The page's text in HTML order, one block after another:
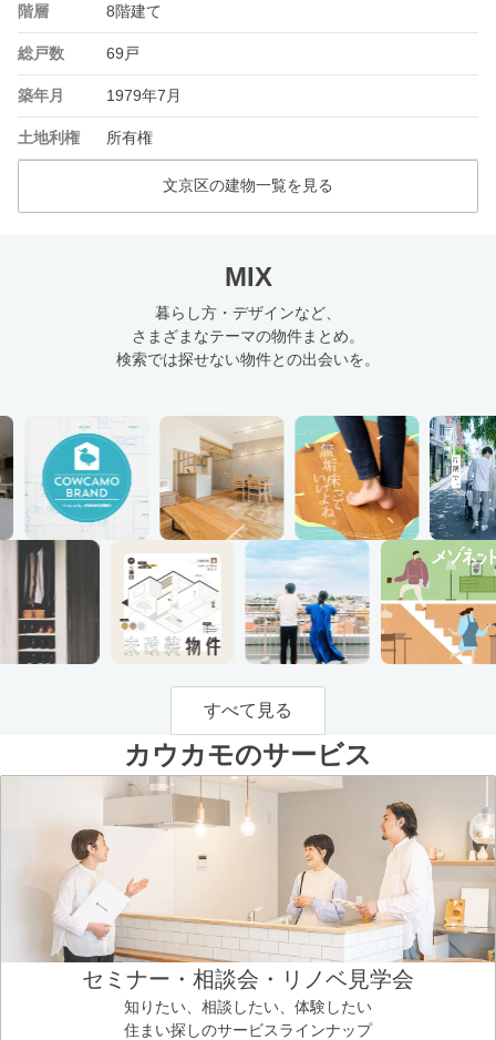
階層 8階建て
総戸数 69戸
築年月 1979年7月
土地利権 所有権
文京区の建物一覧を見る
MIX
暮らし方・デザインなど、
さまざまなテーマの物件まとめ。
検索では探せない物件との出会いを。
すべて見る
カウカモのサービス
セミナー・相談会・リノベ見学会
知りたい、相談したい、体験したい
住まい探しのサービスラインナップ